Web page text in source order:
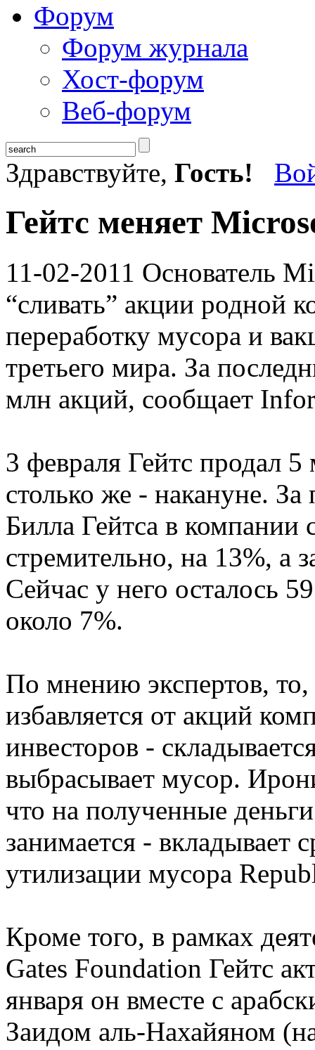
Форум
Форум журнала
Хост-форум
Веб-форум
Здравствуйте, Гость!
Гейтс меняет
11-02-2011 Основатель
“сливать” акции родной
переработку мусора и
третьего мира. За
млн акций, сообщает
3 февраля Гейтс продал
столько же - накануне.
Билла Гейтса в компании
стремительно, на 13%, а
Сейчас у него осталось
около 7%.
По мнению экспертов, то,
избавляется от акций
инвесторов -
выбрасывает мусор.
что на полученные
занимается - вкладывает
утилизации мусора
Кроме того, в рамках
Gates Foundation Гейтс
января он вместе с
Заидом аль-Нахайяном